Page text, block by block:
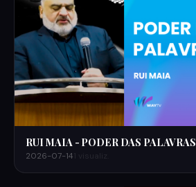
RUI MAIA - PODER DAS PALAVRAS
2026-07-14